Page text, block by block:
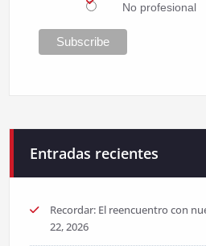
No profesional
Entradas recientes
Recordar: El reencuentro con
22, 2026